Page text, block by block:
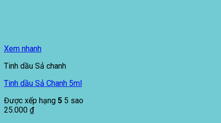
Xem nhanh
Tinh dầu Sả chanh
Tinh dầu Sả Chanh 5ml
Được xếp hạng 5 5 sao
25.000 ₫